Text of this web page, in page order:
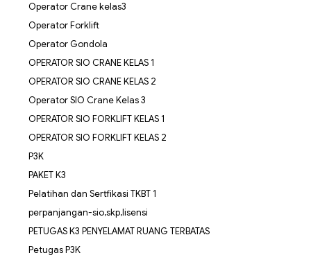
Operator Crane kelas3
Operator Forklift
Operator Gondola
OPERATOR SIO CRANE KELAS 1
OPERATOR SIO CRANE KELAS 2
Operator SIO Crane Kelas 3
OPERATOR SIO FORKLIFT KELAS 1
OPERATOR SIO FORKLIFT KELAS 2
P3K
PAKET K3
Pelatihan dan Sertfikasi TKBT 1
perpanjangan-sio,skp,lisensi
PETUGAS K3 PENYELAMAT RUANG TERBATAS
Petugas P3K